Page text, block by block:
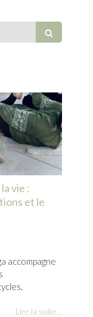
vie :
et le
accompagne
Lire la suite...